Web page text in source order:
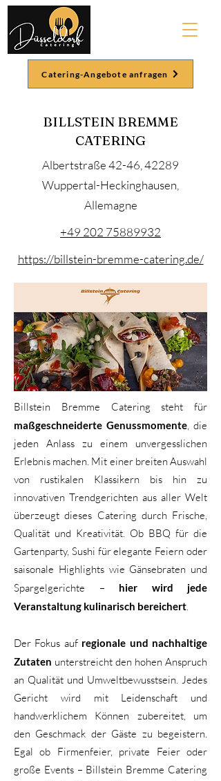
Catering-Angebote anfragen
BILLSTEIN BREMME
CATERING
Albertstraße 42-46, 42289
Wuppertal-Heckinghausen,
Allemagne
+49 202 75889932
https://billstein-bremme-catering.de/
Billstein Bremme Catering steht für
maßgeschneiderte Genussmomente, die
jeden Anlass zu einem unvergesslichen
Erlebnis machen. Mit einer breiten Auswahl
von rustikalen Klassikern bis hin zu
innovativen Trendgerichten aus aller Welt
überzeugt dieses Catering durch Frische,
Qualität und Kreativität. Ob BBQ für die
Gartenparty, Sushi für elegante Feiern oder
saisonale Highlights wie Gänsebraten und
Spargelgerichte – hier wird jede
Veranstaltung kulinarisch bereichert.
Der Fokus auf regionale und nachhaltige
Zutaten unterstreicht den hohen Anspruch
an Qualität und Umweltbewusstsein. Jedes
Gericht wird mit Leidenschaft und
handwerklichem Können zubereitet, um
den Geschmack der Gäste zu begeistern.
Egal ob Firmenfeier, private Feier oder
große Events – Billstein Bremme Catering